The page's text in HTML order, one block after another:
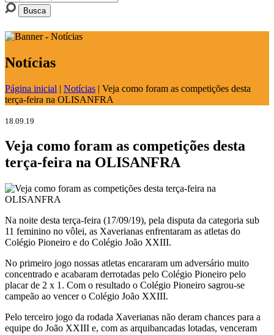
Notícias
Página inicial | Notícias | Veja como foram as competições desta
terça-feira na OLISANFRA
18.09.19
Veja como foram as competições desta
terça-feira na OLISANFRA
Na noite desta terça-feira (17/09/19), pela disputa da categoria sub
11 feminino no vôlei, as Xaverianas enfrentaram as atletas do
Colégio Pioneiro e do Colégio João XXIII.
No primeiro jogo nossas atletas encararam um adversário muito
concentrado e acabaram derrotadas pelo Colégio Pioneiro pelo
placar de 2 x 1. Com o resultado o Colégio Pioneiro sagrou-se
campeão ao vencer o Colégio João XXIII.
Pelo terceiro jogo da rodada Xaverianas não deram chances para a
equipe do João XXIII e, com as arquibancadas lotadas, venceram